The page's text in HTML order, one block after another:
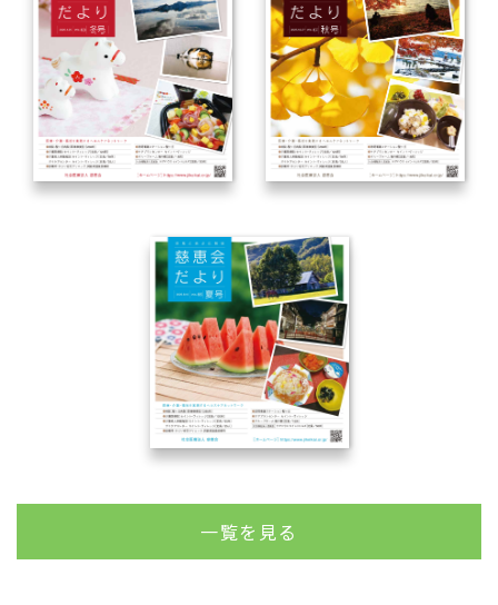
一覧を見る